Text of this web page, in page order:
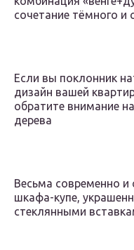
сочетание тёмного и
Если вы поклонник
дизайн вашей
обратите внимание
дерева
Весьма современно и
шкафа-купе,
стеклянными